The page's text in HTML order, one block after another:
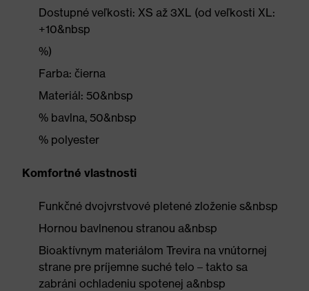
Dostupné veľkosti: XS až 3XL (od veľkosti XL:
+10&nbsp
%)
Farba: čierna
Materiál: 50&nbsp
% bavlna, 50&nbsp
% polyester
Komfortné vlastnosti
Funkčné dvojvrstvové pletené zloženie s&nbsp
Hornou bavlnenou stranou a&nbsp
Bioaktívnym materiálom Trevira na vnútornej
strane pre príjemne suché telo – takto sa
zabráni ochladeniu spotenej a&nbsp